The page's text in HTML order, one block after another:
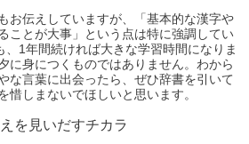
お伝えしていますが、「基本的な漢字や
ことが大事」という点は特に強調してい
、1年間続ければ大きな学習時間になりま
に身につくものではありません。わから
な言葉に出会ったら、ぜひ辞書を引いて
惜しまないでほしいと思います。
を見いだすチカラ